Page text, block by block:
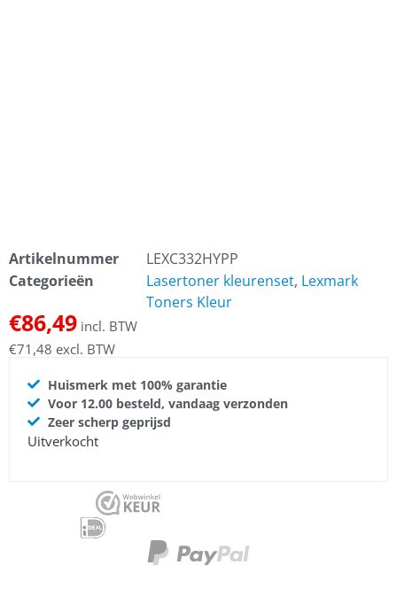
Artikelnummer
LEXC332HYPP
Categorieën
Lasertoner kleurenset, Lexmark
Toners Kleur
€86,49 incl. BTW
€71,48 excl. BTW
Huismerk met 100% garantie
Voor 12.00 besteld, vandaag verzonden
Zeer scherp geprijsd
Uitverkocht